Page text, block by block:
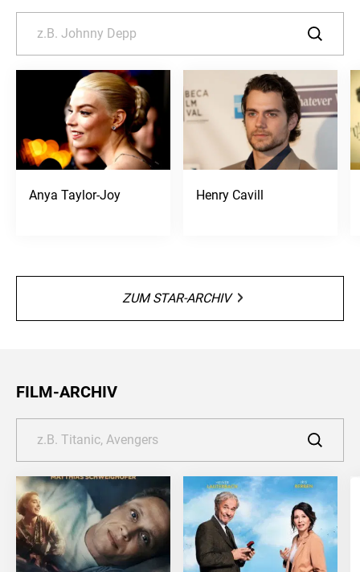
Anya Taylor-Joy Henry Cavill
ZUM STAR-ARCHIV
FILM-ARCHIV